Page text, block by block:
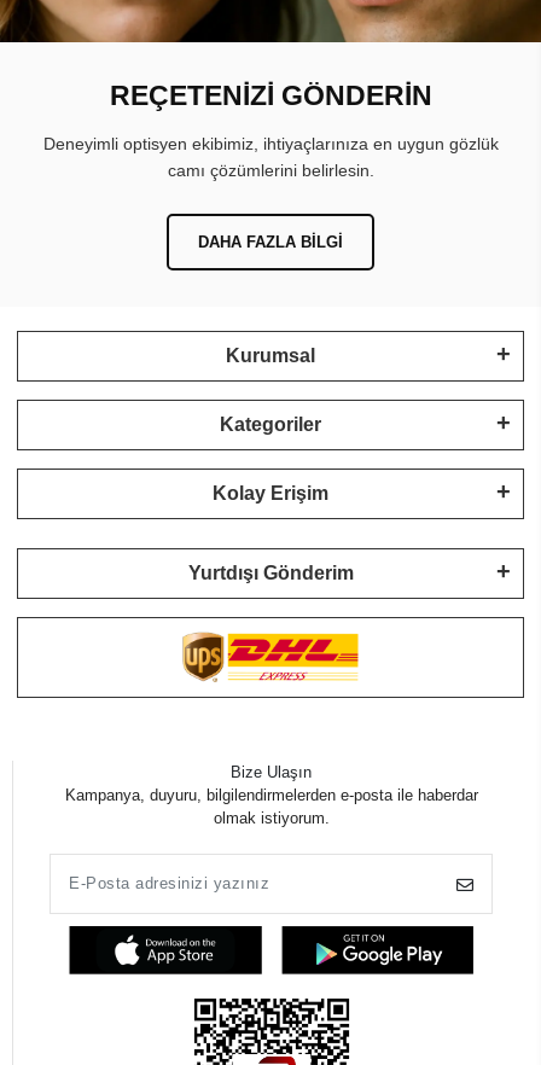
REÇETENİZİ GÖNDERİN
Deneyimli optisyen ekibimiz, ihtiyaçlarınıza en uygun gözlük
camı çözümlerini belirlesin.
DAHA FAZLA BILGI
Kurumsal
Kategoriler
Kolay Erişim
Yurtdışı Gönderim
Bize Ulaşın
Kampanya, duyuru, bilgilendirmelerden e-posta ile haberdar
olmak istiyorum.